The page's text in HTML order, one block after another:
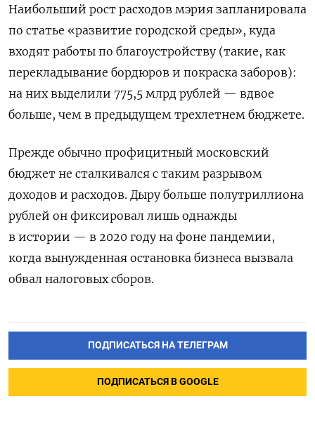
Наибольший рост расходов мэрия запланировала
по статье «развитие городской среды», куда
входят работы по благоустройству (такие, как
перекладывание бордюров и покраска заборов):
на них выделили 775,5 млрд рублей — вдвое
больше, чем в предыдущем трехлетнем бюджете.
Прежде обычно профицитный московский
бюджет не сталкивался с таким разрывом
доходов и расходов. Дыру больше полутриллиона
рублей он фиксировал лишь однажды
в истории — в 2020 году на фоне пандемии,
когда вынужденная остановка бизнеса вызвала
обвал налоговых сборов.
ПОДПИСАТЬСЯ НА ТЕЛЕГРАМ
ПОДПИСАТЬСЯ В GOOGLE